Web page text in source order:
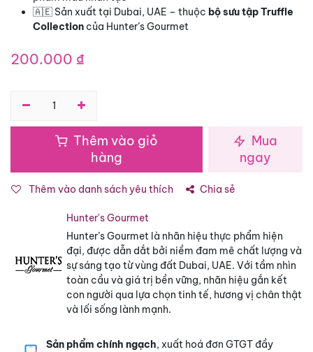
🇦🇪 Sản xuất tại Dubai, UAE – thuộc bộ sưu tập Truffle
Collection của Hunter’s Gourmet
200.000 ₫
Thêm vào giỏ
hàng
Mua
ngay
Thêm vào danh sách yêu thích Chia sẻ
Hunter's Gourmet
Hunter’s Gourmet là nhãn hiệu thực phẩm hiện
đại, được dẫn dắt bởi niềm đam mê chất lượng và
sự sáng tạo từ vùng đất Dubai, UAE. Với tầm nhìn
toàn cầu và giá trị bền vững, nhãn hiệu gắn kết
con người qua lựa chọn tinh tế, hương vị chân thật
và lối sống lành mạnh.
Sản phẩm chính ngạch, xuất hoá đơn GTGT đầy